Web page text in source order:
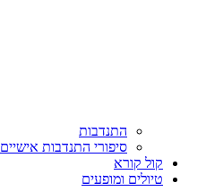
התנדבות
סיפורי התנדבות אישיים
קול קורא
טיולים ומופעים